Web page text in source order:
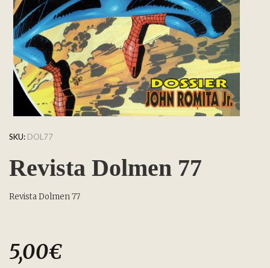
SKU: DOL77
Revista Dolmen 77
Revista Dolmen 77
5,00€